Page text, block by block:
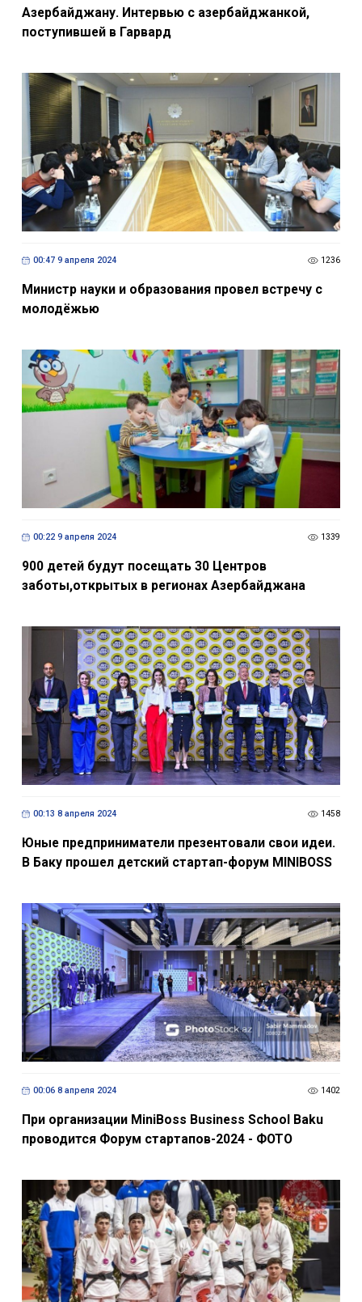
Азербайджану. Интервью с азербайджанкой,
поступившей в Гарвард
00:47 9 апреля 2024 1236
Министр науки и образования провел встречу с
молодёжью
00:22 9 апреля 2024 1339
900 детей будут посещать 30 Центров
заботы,открытых в регионах Азербайджана
00:13 8 апреля 2024 1458
Юные предприниматели презентовали свои идеи.
В Баку прошел детский стартап-форум MINIBOSS
00:06 8 апреля 2024 1402
При организации MiniBoss Business School Baku
проводится Форум стартапов-2024 - ФОТО